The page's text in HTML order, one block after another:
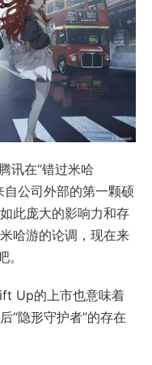
讯在“错过米哈
自公司外部的第一颗硕
此庞大的影响力和存
哈游的论调，现在来
Up的上市也意味着
“隐形守护者”的存在